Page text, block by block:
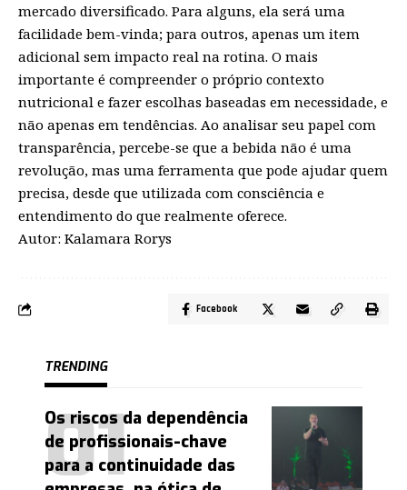
mercado diversificado. Para alguns, ela será uma
facilidade bem-vinda; para outros, apenas um item
adicional sem impacto real na rotina. O mais
importante é compreender o próprio contexto
nutricional e fazer escolhas baseadas em necessidade, e
não apenas em tendências. Ao analisar seu papel com
transparência, percebe-se que a bebida não é uma
revolução, mas uma ferramenta que pode ajudar quem
precisa, desde que utilizada com consciência e
entendimento do que realmente oferece.
Autor: Kalamara Rorys
Facebook
TRENDING
Os riscos da dependência
de profissionais-chave
para a continuidade das